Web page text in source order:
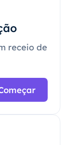
receio de